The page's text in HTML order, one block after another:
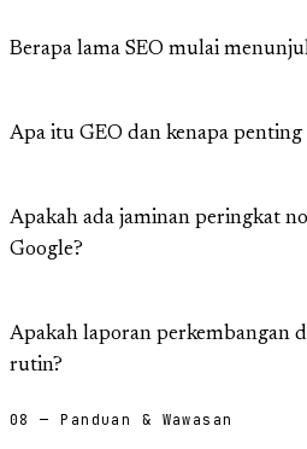
Berapa lama SEO mulai
Apa itu GEO dan kenapa
Apakah ada jaminan peringkat
Google?
Apakah laporan perkembangan
rutin?
08 — Panduan & Wawasan